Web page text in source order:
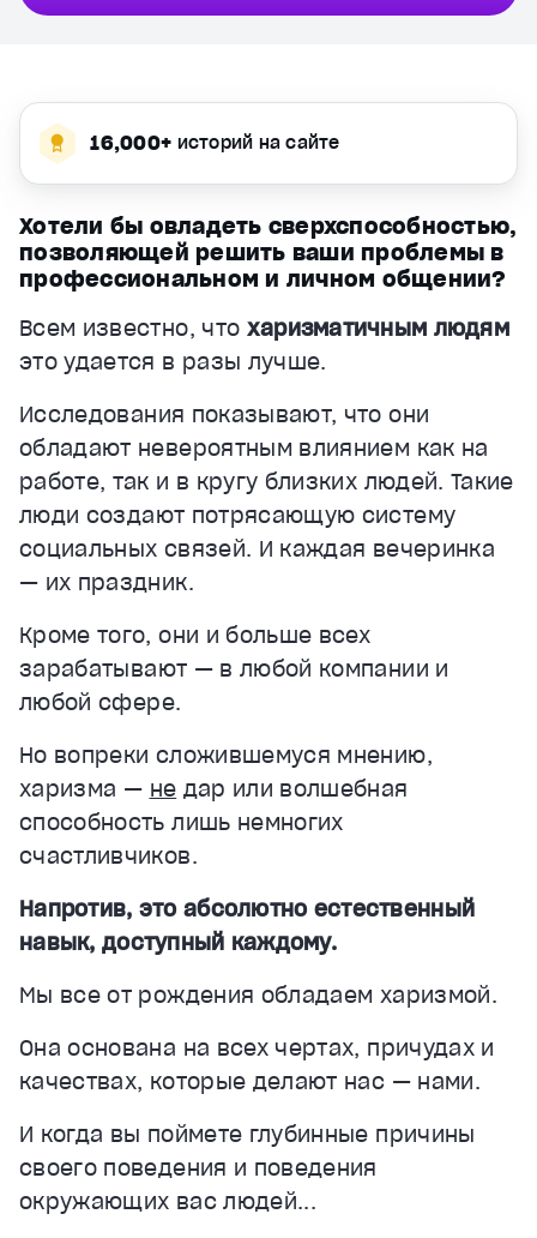
Хотели бы овладеть сверхспособностью,
позволяющей решить ваши проблемы в
профессиональном и личном общении?
Всем известно, что харизматичным людям
это удается в разы лучше.
Исследования показывают, что они
обладают невероятным влиянием как на
работе, так и в кругу близких людей. Такие
люди создают потрясающую систему
социальных связей. И каждая вечеринка
— их праздник.
Кроме того, они и больше всех
зарабатывают — в любой компании и
любой сфере.
Но вопреки сложившемуся мнению,
харизма — не дар или волшебная
способность лишь немногих
счастливчиков.
Напротив, это абсолютно естественный
навык, доступный каждому.
Мы все от рождения обладаем харизмой.
Она основана на всех чертах, причудах и
качествах, которые делают нас — нами.
И когда вы поймете глубинные причины
своего поведения и поведения
окружающих вас людей...
16,000+ историй на сайте